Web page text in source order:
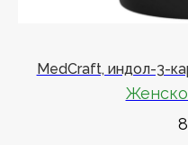
MedCraft, индол-3-
Поддержка